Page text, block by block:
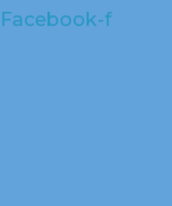
Facebook-f